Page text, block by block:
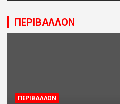
ΠΕΡΙΒΑΛΛΟΝ
ΠΕΡΙΒΑΛΛΟΝ